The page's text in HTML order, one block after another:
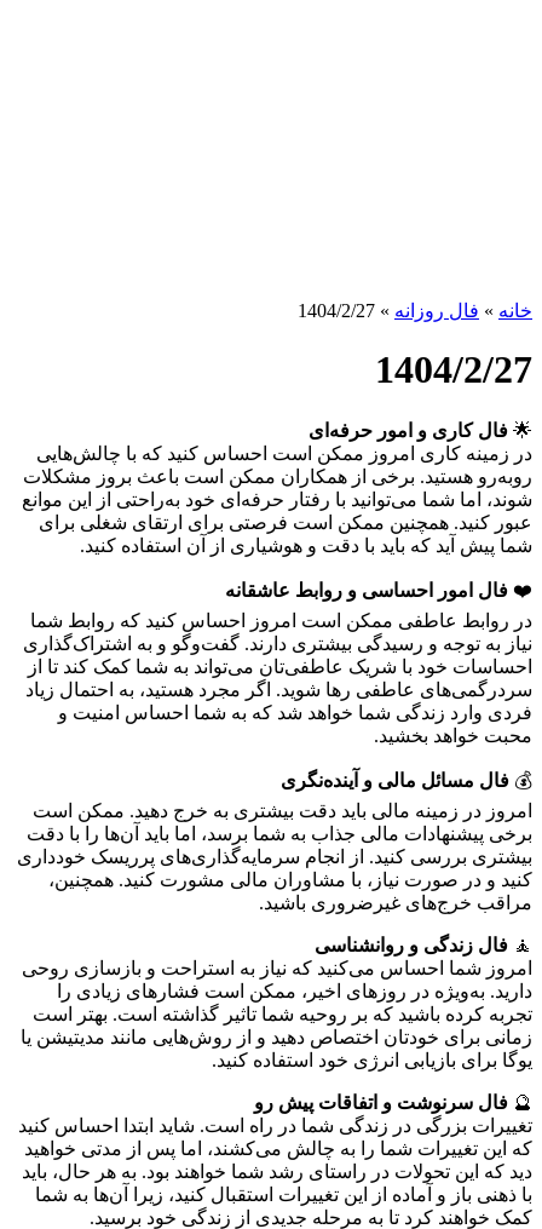
خانه » فال روزانه »
1404/2/27
1404/2/27
🌟 فال کاری و امور حرفه‌ای
در زمینه کاری امروز ممکن است احساس کنید که با چالش‌هایی
روبه‌رو هستید. برخی از همکاران ممکن است باعث بروز مشکلات
شوند، اما شما می‌توانید با رفتار حرفه‌ای خود به‌راحتی از این موانع
عبور کنید. همچنین ممکن است فرصتی برای ارتقای شغلی برای
شما پیش آید که باید با دقت و هوشیاری از آن استفاده کنید.
❤️ فال امور احساسی و روابط عاشقانه
در روابط عاطفی ممکن است امروز احساس کنید که روابط شما
نیاز به توجه و رسیدگی بیشتری دارند. گفت‌وگو و به اشتراک‌گذاری
احساسات خود با شریک عاطفی‌تان می‌تواند به شما کمک کند تا از
سردرگمی‌های عاطفی رها شوید. اگر مجرد هستید، به احتمال زیاد
فردی وارد زندگی شما خواهد شد که به شما احساس امنیت و
محبت خواهد بخشید.
💰 فال مسائل مالی و آینده‌نگری
امروز در زمینه مالی باید دقت بیشتری به خرج دهید. ممکن است
برخی پیشنهادات مالی جذاب به شما برسد، اما باید آن‌ها را با دقت
بیشتری بررسی کنید. از انجام سرمایه‌گذاری‌های پرریسک خودداری
کنید و در صورت نیاز، با مشاوران مالی مشورت کنید. همچنین،
مراقب خرج‌های غیرضروری باشید.
🧘 فال زندگی و روانشناسی
امروز شما احساس می‌کنید که نیاز به استراحت و بازسازی روحی
دارید. به‌ویژه در روزهای اخیر، ممکن است فشارهای زیادی را
تجربه کرده باشید که بر روحیه شما تاثیر گذاشته است. بهتر است
زمانی برای خودتان اختصاص دهید و از روش‌هایی مانند مدیتیشن یا
یوگا برای بازیابی انرژی خود استفاده کنید.
🔮 فال سرنوشت و اتفاقات پیش رو
تغییرات بزرگی در زندگی شما در راه است. شاید ابتدا احساس کنید
که این تغییرات شما را به چالش می‌کشند، اما پس از مدتی خواهید
دید که این تحولات در راستای رشد شما خواهند بود. به هر حال، باید
با ذهنی باز و آماده از این تغییرات استقبال کنید، زیرا آن‌ها به شما
کمک خواهند کرد تا به مرحله جدیدی از زندگی خود برسید.